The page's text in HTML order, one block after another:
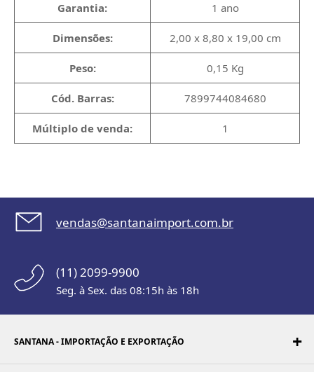
Garantia: 1 ano
Dimensões: 2,00 x 8,80 x 19,00 cm
Peso: 0,15 Kg
Cód. Barras: 7899744084680
Múltiplo de venda: 1
vendas@santanaimport.com.br
(11) 2099-9900
Seg. à Sex. das 08:15h às 18h
SANTANA - IMPORTAÇÃO E EXPORTAÇÃO